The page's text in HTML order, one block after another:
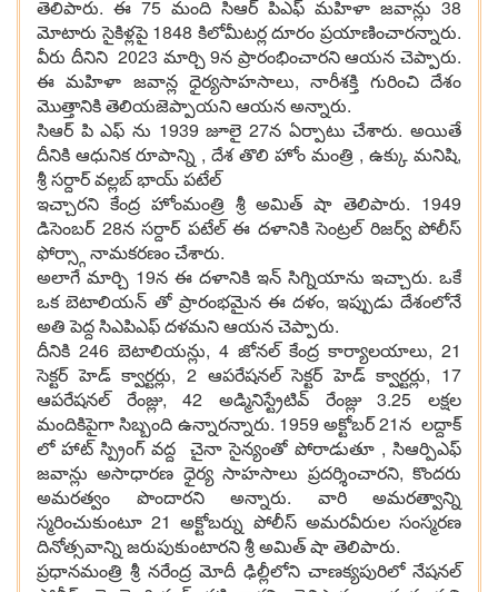
తెలిపారు. ఈ 75 మంది సిఆర్ పిఎఫ్ మహిళా జవాన్లు 38
మోటారు సైకిళ్లపై 1848 కిలోమీటర్ల దూరం ప్రయాణించారన్నారు.
వీరు దీనిని 2023 మార్చి 9న ప్రారంభించారని ఆయన చెప్పారు.
ఈ మహిళా జవాన్ల ధైర్యసాహసాలు, నారీశక్తి గురించి దేశం
మొత్తానికి తెలియజెప్పాయని ఆయన అన్నారు.
సిఆర్ పి ఎఫ్ ను 1939 జూలై 27న ఏర్పాటు చేశారు. అయితే
దీనికి ఆధునిక రూపాన్ని , దేశ తొలి హోం మంత్రి , ఉక్కు మనిషి,
శ్రీ సర్దార్ వల్లబ్ భాయ్ పటేల్
ఇచ్చారని కేంద్ర హోంమంత్రి శ్రీ అమిత్ షా తెలిపారు. 1949
డిసెంబర్ 28న సర్దార్ పటేల్ ఈ దళానికి సెంట్రల్ రిజర్వ్ పోలీస్
ఫోర్స్గా నామకరణం చేశారు.
అలాగే మార్చి 19న ఈ దళానికి ఇన్ సిగ్నియాను ఇచ్చారు. ఒకే
ఒక బెటాలియన్ తో ప్రారంభమైన ఈ దళం, ఇప్పుడు దేశంలోనే
అతి పెద్ద సిఎపిఎఫ్ దళమని ఆయన చెప్పారు.
దీనికి 246 బెటాలియన్లు, 4 జోనల్ కేంద్ర కార్యాలయాలు, 21
సెక్టర్ హెడ్ క్వార్టర్లు, 2 ఆపరేషనల్ సెక్టర్ హెడ్ క్వార్టర్లు, 17
ఆపరేషనల్ రేంజ్లు, 42 అడ్మినిస్ట్రేటివ్ రేంజ్లు 3.25 లక్షల
మందికిపైగా సిబ్బంది ఉన్నారన్నారు. 1959 అక్టోబర్ 21న లద్దాక్
లో హాట్ స్ప్రింగ్ వద్ద చైనా సైన్యంతో పోరాడుతూ , సిఆర్పిఎఫ్
జవాన్లు అసాధారణ ధైర్య సాహసాలు ప్రదర్శించారని, కొందరు
అమరత్వం పొందారని అన్నారు. వారి అమరత్వాన్ని
స్మరించుకుంటూ 21 అక్టోబర్ను పోలీస్ అమరవీరుల సంస్మరణ
దినోత్సవాన్ని జరుపుకుంటారని శ్రీ అమిత్ షా తెలిపారు.
ప్రధానమంత్రి శ్రీ నరేంద్ర మోదీ ఢిల్లీలోని చాణక్యపురిలో నేషనల్